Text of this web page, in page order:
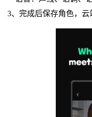
3、完成后保存角色，云